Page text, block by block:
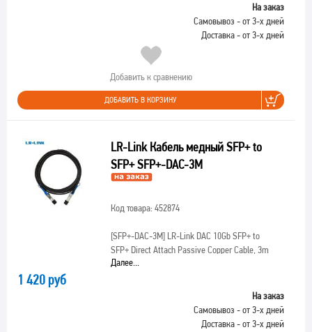
На заказ
Самовывоз - от 3-х дней
Доставка - от 3-х дней
Добавить к сравнению
ДОБАВИТЬ В КОРЗИНУ
LR-Link Кабель медный SFP+ to
SFP+ SFP+-DAC-3M
Код товара: 452874
[SFP+-DAC-3M]LR-Link DAC 10Gb SFP+ to
SFP+ Direct Attach Passive Copper Cable, 3m
Далее...
1 420 руб
На заказ
Самовывоз - от 3-х дней
Доставка - от 3-х дней